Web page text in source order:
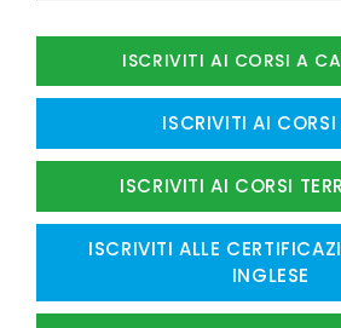
ISCRIVITI AI CORSI A
ISCRIVITI AI CORSI
ISCRIVITI AI CORSI
ISCRIVITI ALLE
INGLESE